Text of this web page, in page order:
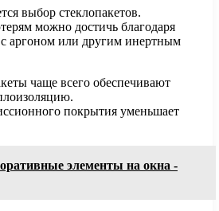
выбор стеклопакетов.
можно достичь благодаря
аргоном или другим инертным
чаще всего обеспечивают
покрытия уменьшает
элементы на окна -